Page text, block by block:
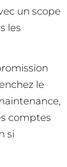
un scope
les
le
comptes
si